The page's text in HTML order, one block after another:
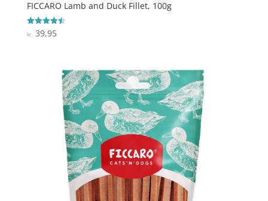
FICCARO Lamb and Duck Fillet, 100g
Vurderet
4.5
kr.39,95